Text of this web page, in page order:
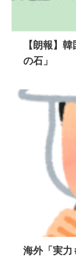
【朗報】
の石」
海外「実力